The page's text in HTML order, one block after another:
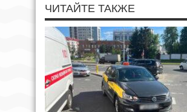
ЧИТАЙТЕ ТАКЖЕ